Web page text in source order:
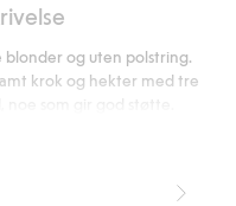
og uten polstring.
krok og hekter med tre